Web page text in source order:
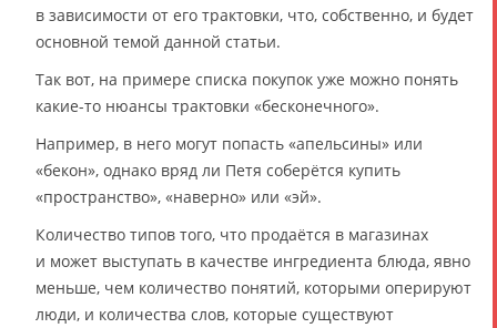
в зависимости от его трактовки, что, собственно, и будет
основной темой данной статьи.
Так вот, на примере списка покупок уже можно понять
какие-то нюансы трактовки «бесконечного».
Например, в него могут попасть «апельсины» или
«бекон», однако вряд ли Петя соберётся купить
«пространство», «наверно» или «эй».
Количество типов того, что продаётся в магазинах
и может выступать в качестве ингредиента блюда, явно
меньше, чем количество понятий, которыми оперируют
люди, и количества слов, которые существуют